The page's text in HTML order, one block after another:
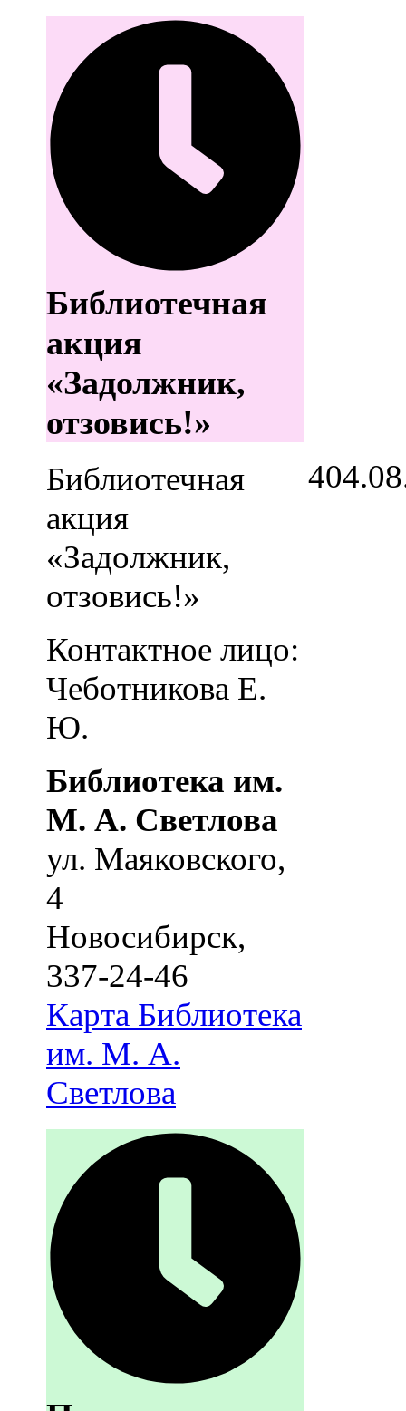
Библиотечная
акция
«Задолжник,
отзовись!»
Библиотечная
акция
«Задолжник,
отзовись!»
Контактное лицо:
Чеботникова Е.
Ю.
Библиотека им.
М. А. Светлова
ул. Маяковского,
4
Новосибирск,
337-24-46
Карта Библиотека
им. М. А.
Светлова
4